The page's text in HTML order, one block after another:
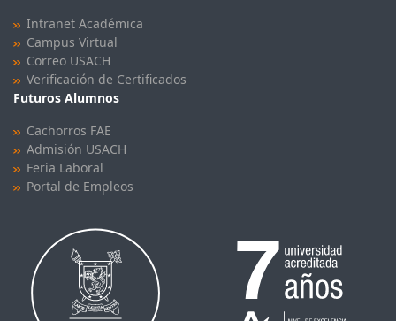
Intranet Académica
Campus Virtual
Correo USACH
Verificación de Certificados
Futuros Alumnos
Cachorros FAE
Admisión USACH
Feria Laboral
Portal de Empleos